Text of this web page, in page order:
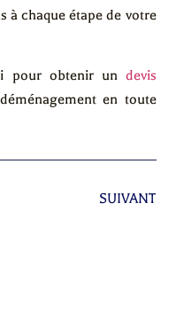
à chaque étape de votre
pour obtenir un devis
en toute
SUIVANT